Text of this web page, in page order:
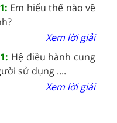
Em hiểu thế nào về
Xem lời giải
Hệ điều hành cung
sử dụng ....
Xem lời giải